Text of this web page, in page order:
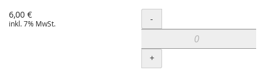
6,00 €
inkl. 7% MwSt. Menge
-
+